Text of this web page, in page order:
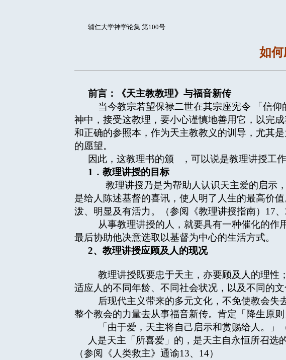
辅仁大学神学论集 第100号
如
前言：《天主教教理》与福音新传
当今教宗若望保禄二世在其宗座宪令 「信仰
神中，接受这教理，要小心谨慎地善用它，以完
和正确的参照本，作为天主教教义的训导，尤其
的愿望。
因此，这教理书的颁 ，可以说是教理讲授工
1 ．教理讲授的目标
教理讲授乃是为帮助人认识天主爱的启示，
是给人陈述基督的喜讯，使人明了人生的最高价
泼、明显及有活力。（参阅《教理讲授指南）17、
从事教理讲授的人，就要具有一种催化的作
最后协助他决意选取以基督为中心的生活方式。
2、教理讲授应顾及人的现况
教理讲授既要忠于天主，亦要顾及人的理性
适应人的不同年龄、不同社会状况，以及不同的
后现代主义带来的多元文化，不免使教会失
整个教会的力量去从事福音新传。肯定「降生原
「由于爱，天主将自己启示和赏赐给人。」
人是天主「所喜爱」的，是天主自永恒所召选
（参阅《人类救主》通谕13、14）